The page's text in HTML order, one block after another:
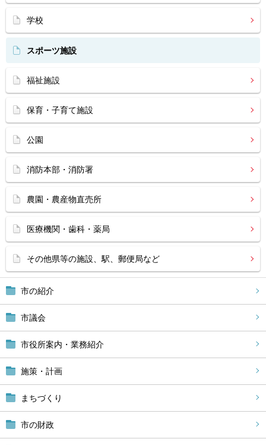
市の紹介
市議会
市役所案内・業務紹介
施策・計画
まちづくり
市の財政
学校
スポーツ施設
福祉施設
保育・子育て施設
公園
消防本部・消防署
農園・農産物直売所
医療機関・歯科・薬局
その他県等の施設、駅、郵便局など